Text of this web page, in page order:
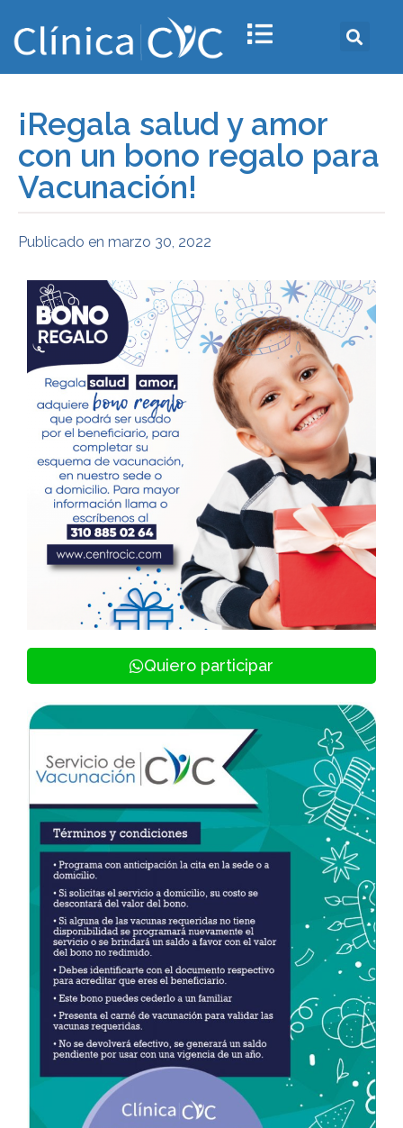
¡Regala salud y amor
con un bono regalo para
Vacunación!
Publicado en marzo 30, 2022
Quiero participar